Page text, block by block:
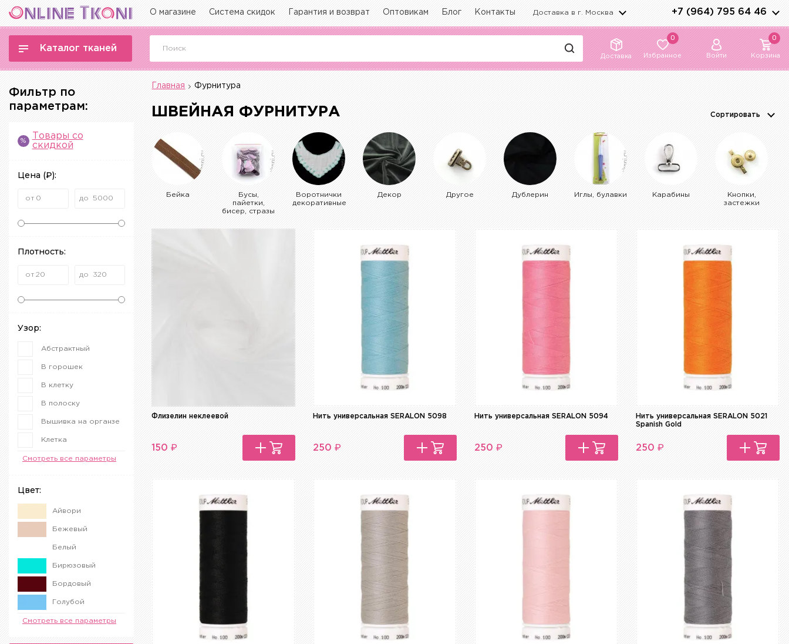
О магазине Система скидок Гарантия и возврат Оптовикам Блог Контакты Доставка в г. Москва +7 (964) 795 64 46
Каталог тканей
Доставка
0
Избранное Войти
0
Корзина
Фильтр по
параметрам:
%
Товары со
скидкой
Цена (₽):
Плотность:
Узор:
Абстрактный
В горошек
В клетку
В полоску
Вышивка на органзе
Клетка
Меланж
Смотреть все параметры
Цвет:
Айвори
Бежевый
Белый
Бирюзовый
Бордовый
Голубой
Желтый
Смотреть все параметры
Главная Фурнитура
ШВЕЙНАЯ ФУРНИТУРА Сортировать
Бейка
Бусы,
пайетки,
бисер, стразы
Воротнички
декоративные
Декор Другое Дублерин Иглы, булавки Карабины
Кнопки,
застежки
Флизелин неклеевой
150₽
Нить универсальная SERALON 5098
250₽
Нить универсальная SERALON 5094
250₽
Нить универсальная SERALON 5021
Spanish Gold
250₽